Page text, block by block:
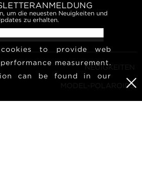
um die neuesten Neuigkeiten und
zu erhalten.
NEUIGKEITEN
MODEL-POLAROIDS
to provide web
measurement.
can be found in our